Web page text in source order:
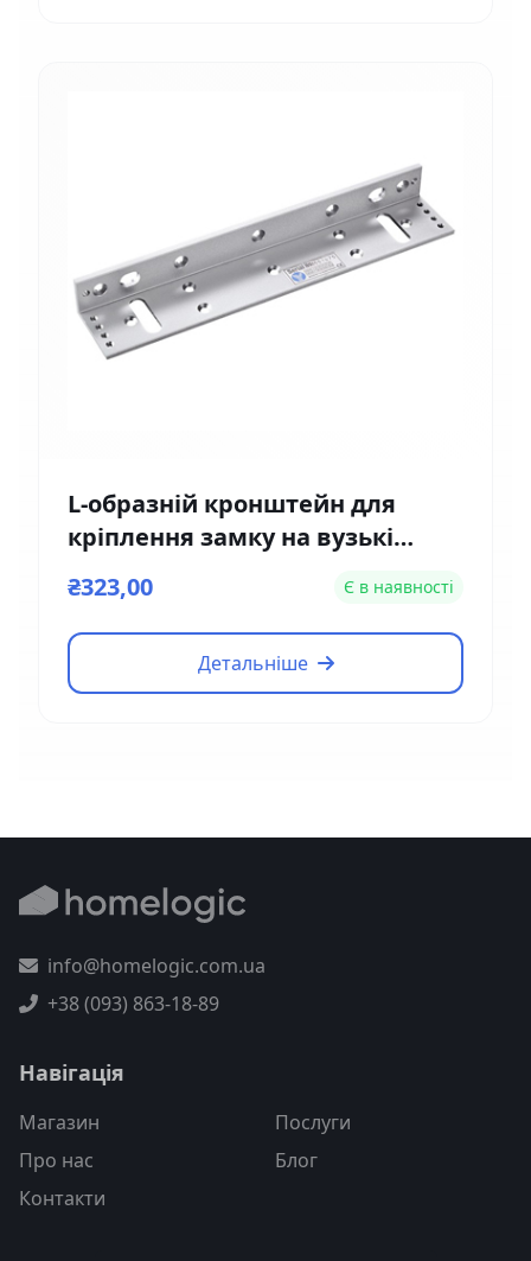
L-образній кронштейн для
кріплення замку на вузькі
₴323,00 Є в наявності
Детальніше
info@homelogic.com.ua
+38 (093) 863-18-89
Навігація
Магазин
Послуги
Про нас
Блог
Контакти